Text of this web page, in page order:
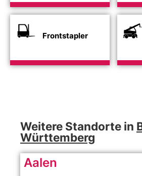
Frontstapler
Weitere Standorte in
Württemberg
Aalen